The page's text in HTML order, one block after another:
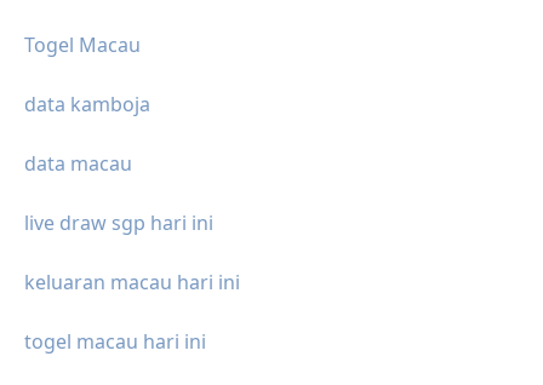
Togel Macau
data kamboja
data macau
live draw sgp hari ini
keluaran macau hari ini
togel macau hari ini